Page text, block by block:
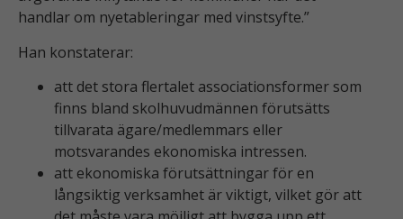
handlar om nyetableringar med vinstsyfte.”
Han konstaterar:
att det stora flertalet associationsformer som
finns bland skolhuvudmännen förutsätts
tillvarata ägare/medlemmars eller
motsvarandes ekonomiska intressen.
att ekonomiska förutsättningar för en
långsiktig verksamhet är viktigt, vilket gör att